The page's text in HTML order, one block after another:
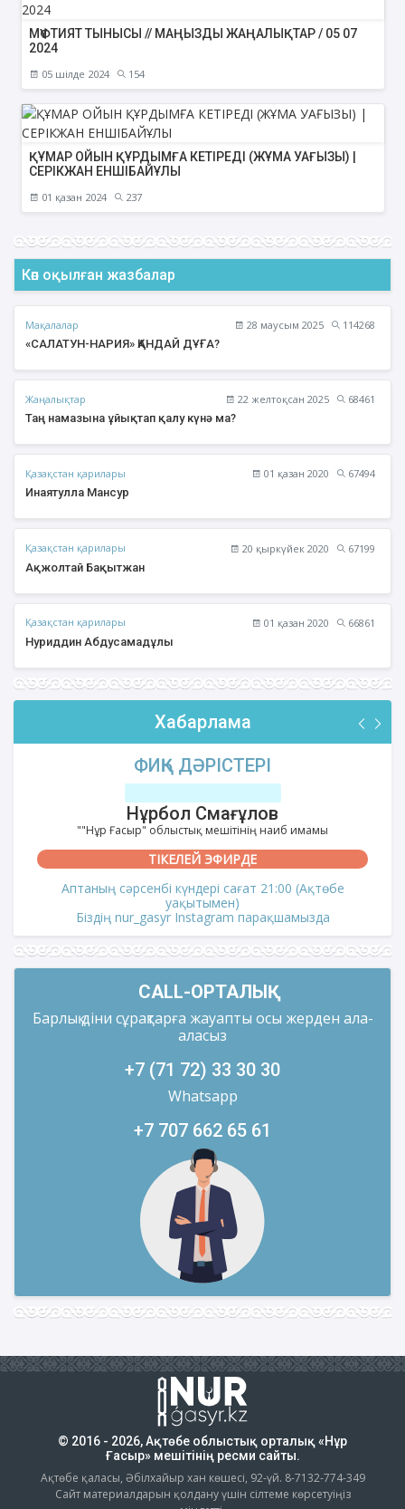
МҮФТИЯТ ТЫНЫСЫ // МАҢЫЗДЫ ЖАҢАЛЫҚТАР / 05 07
2024
05 шілде 2024 154
ҚҰМАР ОЙЫН ҚҰРДЫМҒА КЕТІРЕДІ (ЖҰМА УАҒЫЗЫ) |
СЕРІКЖАН ЕНШІБАЙҰЛЫ
01 қазан 2024 237
Көп оқылған жазбалар
Мақалалар 28 маусым 2025
114268
«САЛАТУН-НАРИЯ» ҚАНДАЙ ДҰҒА?
Жаңалықтар 22 желтоқсан 2025
68461
Таң намазына ұйықтап қалу күнә ма?
Қазақстан қарилары 01 қазан 2020
67494
Инаятулла Мансур
Қазақстан қарилары 20 қыркүйек 2020
67199
Ақжолтай Бақытжан
Қазақстан қарилары 01 қазан 2020
66861
Нуриддин Абдусамадұлы
Хабарлама
ФИҚҺ ДӘРІСТЕРІ
Нұрбол Смағұлов
""Нұр Ғасыр" облыстық мешітінің наиб имамы
ТІКЕЛЕЙ ЭФИРДЕ
Аптаның сәрсенбі күндері сағат 21:00 (Ақтөбе
уақытымен)
Біздің nur_gasyr Instagram парақшамызда
CALL-ОРТАЛЫҚ
Барлық діни сұрақтарға жауапты осы жерден ала-
аласыз
+7 (71 72) 33 30 30
Whatsapp
+7 707 662 65 61
© 2016 - 2026, Ақтөбе облыстық орталық «Нұр
Ғасыр» мешітінің ресми сайты.
Ақтөбе қаласы, Әбілхайыр хан көшесі, 92-үй. 8-7132-774-349
Сайт материалдарын қолдану үшін сілтеме көрсетуіңіз